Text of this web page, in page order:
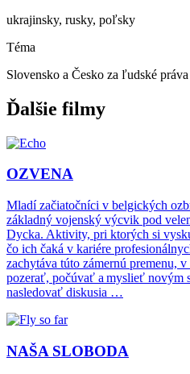
ukrajinsky, rusky, poľsky
Téma
Slovensko a Česko za ľudské práva
Ďalšie filmy
OZVENA
Mladí začiatočníci v belgických
základný vojenský výcvik pod
Dycka. Aktivity, pri ktorých si
čo ich čaká v kariére
zachytáva túto zámernú premenu,
pozerať, počúvať a myslieť novým
nasledovať diskusia …
NAŠA SLOBODA